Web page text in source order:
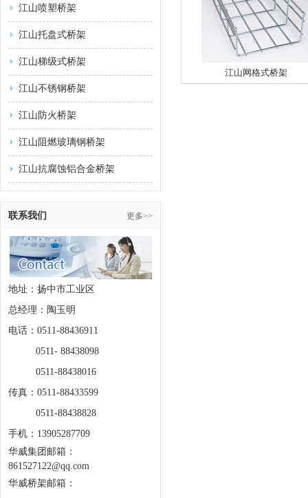
江山喷塑桥架
江山托盘式桥架
江山梯级式桥架
江山不锈钢桥架
江山防火桥架
江山阻燃玻璃钢桥架
江山抗腐蚀铝合金桥架
联系我们 更多>>
地址：扬中市工业区
总经理：陶玉明
电话：0511-88436911
0511- 88438098
0511-88438016
传真：0511-88433599
0511-88438828
手机：13905287709
华威集团邮箱：
861527122@qq.com
华威桥架邮箱：
江山网格式桥架